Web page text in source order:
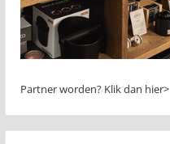
Partner worden? Klik dan hier>